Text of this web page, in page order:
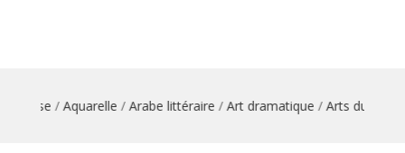
danse/Aquarelle/Arabe littéraire/Art dramatique/Arts du cirque